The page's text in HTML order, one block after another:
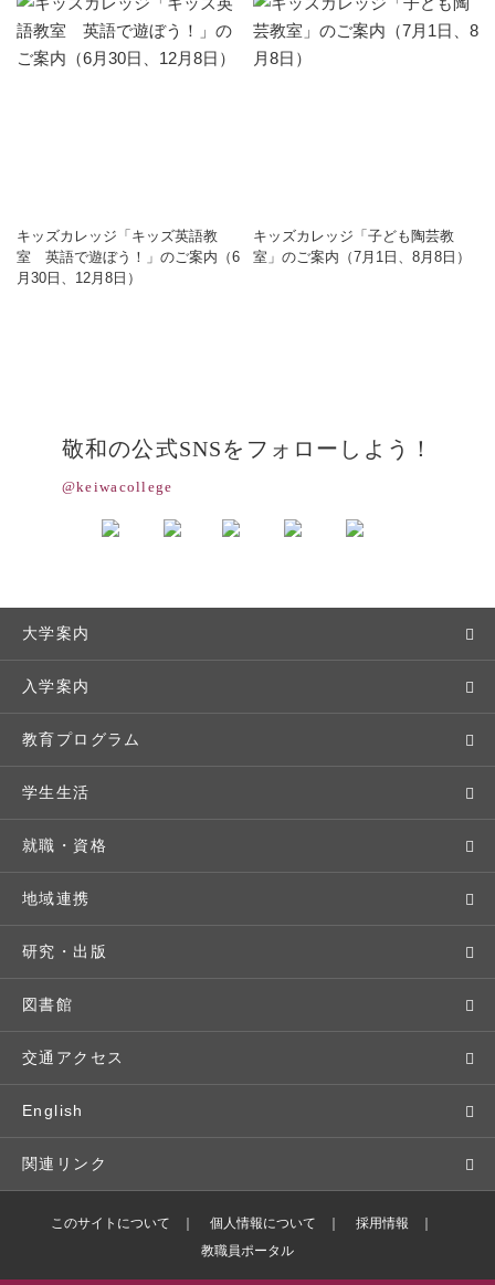
キッズカレッジ「キッズ英語教
室 英語で遊ぼう！」のご案内（6
月30日、12月8日）
キッズカレッジ「子ども陶芸教
室」のご案内（7月1日、8月8日）
敬和の公式SNSをフォローしよう！
@keiwacollege
大学案内
敬和学園大学とは
学長メッセージ
教育理念・方針・取り組み
キャンパス・施設設備
交通アクセス
基本情報・情報公開
広報・公聴
入学案内
入学者選抜
オープンキャンパス
Webオープンキャンパス
個別相談（来学・オンライン）
特待生（入学者向け）
パンフレット・資料請求
入学予定者の皆さま
教育プログラム
学部・学科
地域実践
留学プログラム
語学プログラム
教職課程
教員紹介
学修支援の体制
学生生活
キャンパスライフ
年間スケジュール
クラブ・サークル
大学周辺マップ
学生寮
学生支援制度
奨学金・特待生（在学生向け）
就職・資格
就職・進路サポート
資格取得
公務員試験対策
就職実績
社会で活躍する卒業生
地域連携
地域との連携
生涯学習
科目等履修生
社会人・シニア入学
施設・設備の貸し出し
研究・出版
研究者・研究分野
人文社会科学研究所
情報メディア研究所
研究論文
出版物
図書館
交通アクセス
English
関連リンク
バドミントン部ブログ
このサイトについて 個人情報について
採用情報
教職員ポータル